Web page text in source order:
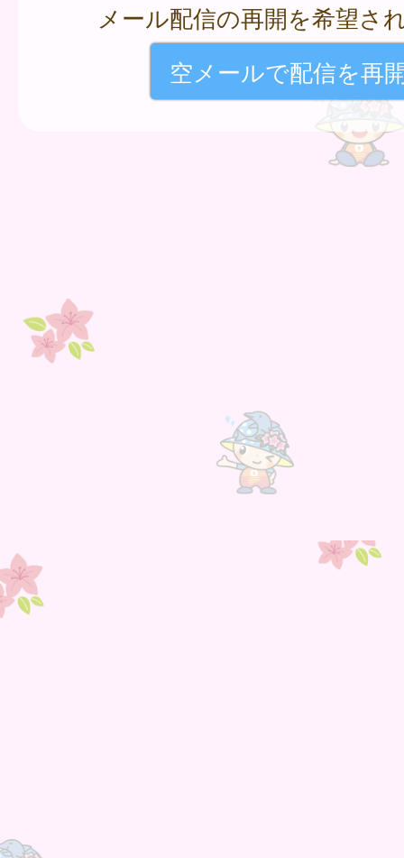
メール配信の再開を希望さ
空メールで配信を再